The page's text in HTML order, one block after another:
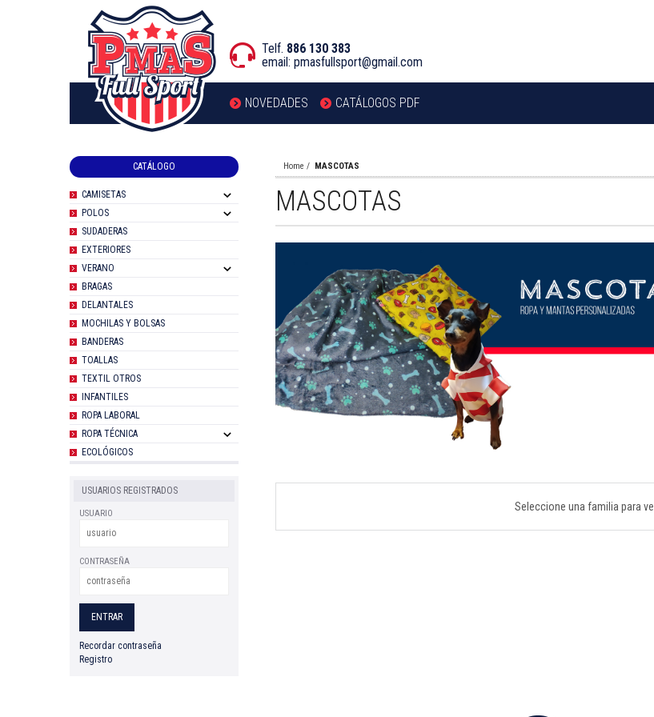
Telf. 886 130 383
email: pmasfullsport@gmail.com
NOVEDADES CATÁLOGOS PDF
CATÁLOGO
CAMISETAS
POLOS
SUDADERAS
EXTERIORES
VERANO
BRAGAS
DELANTALES
MOCHILAS Y BOLSAS
BANDERAS
TOALLAS
TEXTIL OTROS
INFANTILES
ROPA LABORAL
ROPA TÉCNICA
ECOLÓGICOS
USUARIOS REGISTRADOS
USUARIO
CONTRASEÑA
Recordar contraseña
Registro
Home MASCOTAS
MASCOTAS
Seleccione una familia para